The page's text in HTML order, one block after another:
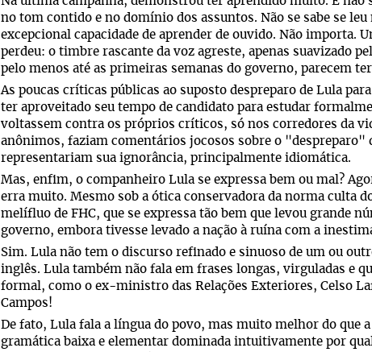
no tom contido e no domínio dos assuntos. Não se sabe se
excepcional capacidade de aprender de ouvido. Não importa.
perdeu: o timbre rascante da voz agreste, apenas suavizado
pelo menos até as primeiras semanas do governo, parecem
As poucas críticas públicas ao suposto despreparo de Lula
ter aproveitado seu tempo de candidato para estudar
voltassem contra os próprios críticos, só nos corredores da
anônimos, faziam comentários jocosos sobre o "despreparo"
representariam sua ignorância, principalmente idiomática.
Mas, enfim, o companheiro Lula se expressa bem ou mal?
erra muito. Mesmo sob a ótica conservadora da norma culta
melífluo de FHC, que se expressa tão bem que levou grande
governo, embora tivesse levado a nação à ruína com a
Sim. Lula não tem o discurso refinado e sinuoso de um ou
inglês. Lula também não fala em frases longas, virguladas e
formal, como o ex-ministro das Relações Exteriores, Celso
Campos!
De fato, Lula fala a língua do povo, mas muito melhor do que
gramática baixa e elementar dominada intuitivamente por